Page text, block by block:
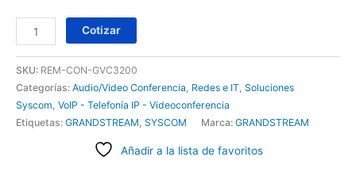
Cotizar
SKU: REM-CON-GVC3200
Categorías: Audio/Video Conferencia, Redes e IT, Soluciones
Syscom, VoIP - Telefonía IP - Videoconferencia
Etiquetas: GRANDSTREAM, SYSCOM Marca: GRANDSTREAM
Añadir a la lista de favoritos